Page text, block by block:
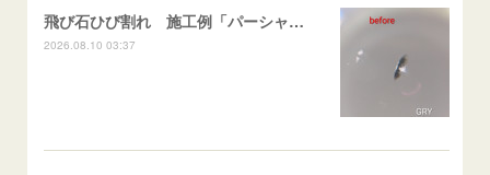
飛び石ひび割れ 施工例「パーシャル系ハーフムーン系」ハイエース
2026.08.10 03:37